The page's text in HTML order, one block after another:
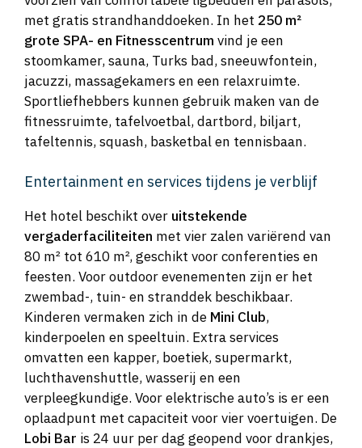
met gratis strandhanddoeken. In het 250 m²
grote SPA- en Fitnesscentrum vind je een
stoomkamer, sauna, Turks bad, sneeuwfontein,
jacuzzi, massagekamers en een relaxruimte.
Sportliefhebbers kunnen gebruik maken van de
fitnessruimte, tafelvoetbal, dartbord, biljart,
tafeltennis, squash, basketbal en tennisbaan.
Entertainment en services tijdens je verblijf
Het hotel beschikt over uitstekende
vergaderfaciliteiten met vier zalen variërend van
80 m² tot 610 m², geschikt voor conferenties en
feesten. Voor outdoor evenementen zijn er het
zwembad-, tuin- en stranddek beschikbaar.
Kinderen vermaken zich in de Mini Club,
kinderpoelen en speeltuin. Extra services
omvatten een kapper, boetiek, supermarkt,
luchthavenshuttle, wasserij en een
verpleegkundige. Voor elektrische auto’s is er een
oplaadpunt met capaciteit voor vier voertuigen. De
Lobi Bar is 24 uur per dag geopend voor drankjes,